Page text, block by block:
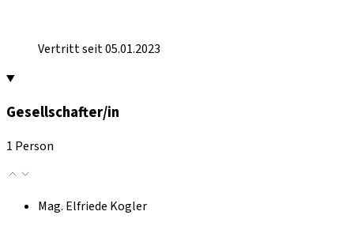
Vertritt seit 05.01.2023
Gesellschafter/in
1 Person
Mag. Elfriede Kogler